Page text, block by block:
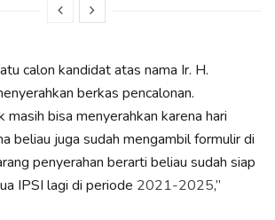
calon kandidat atas nama Ir. H.
berkas pencalonan.
masih bisa menyerahkan karena hari
beliau juga sudah mengambil formulir di
penyerahan berarti beliau sudah siap
IPSI lagi di periode 2021-2025,”